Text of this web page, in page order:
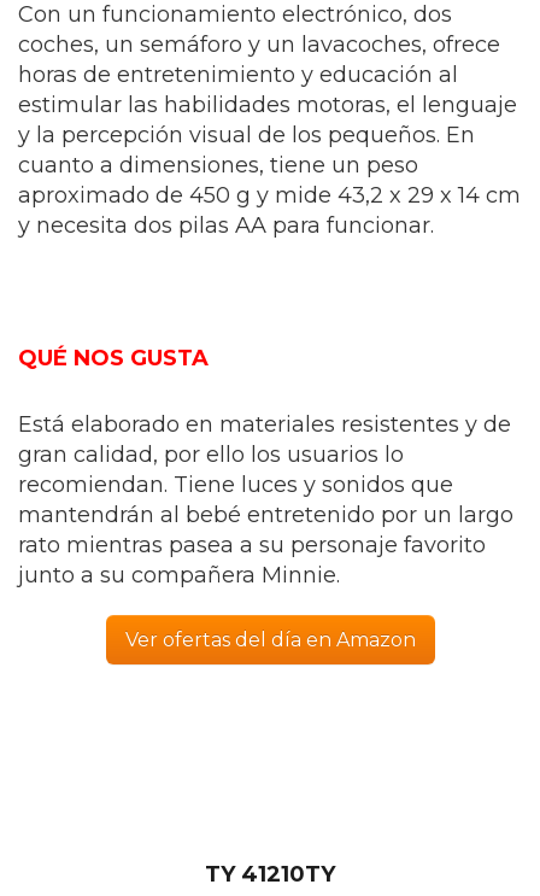
Con un funcionamiento electrónico, dos
coches, un semáforo y un lavacoches, ofrece
horas de entretenimiento y educación al
estimular las habilidades motoras, el lenguaje
y la percepción visual de los pequeños. En
cuanto a dimensiones, tiene un peso
aproximado de 450 g y mide 43,2 x 29 x 14 cm
y necesita dos pilas AA para funcionar.
QUÉ NOS GUSTA
Está elaborado en materiales resistentes y de
gran calidad, por ello los usuarios lo
recomiendan. Tiene luces y sonidos que
mantendrán al bebé entretenido por un largo
rato mientras pasea a su personaje favorito
junto a su compañera Minnie.
Ver ofertas del día en Amazon
TY 41210TY